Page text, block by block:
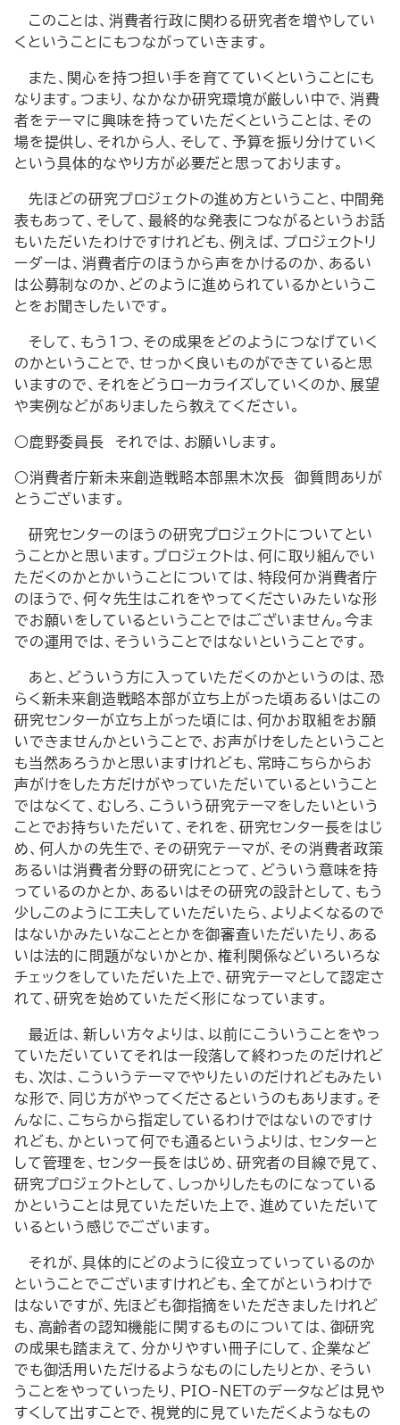
このことは、消費者行政に関わる研究者を増やしてい
くということにもつながっていきます。
また、関心を持つ担い手を育てていくということにも
なります。つまり、なかなか研究環境が厳しい中で、消費
者をテーマに興味を持っていただくということは、その
場を提供し、それから人、そして、予算を振り分けていく
という具体的なやり方が必要だと思っております。
先ほどの研究プロジェクトの進め方ということ、中間発
表もあって、そして、最終的な発表につながるというお話
もいただいたわけですけれども、例えば、プロジェクトリ
ーダーは、消費者庁のほうから声をかけるのか、あるい
は公募制なのか、どのように進められているかというこ
とをお聞きしたいです。
そして、もう1つ、その成果をどのようにつなげていく
のかということで、せっかく良いものができていると思
いますので、それをどうローカライズしていくのか、展望
や実例などがありましたら教えてください。
○鹿野委員長 それでは、お願いします。
○消費者庁新未来創造戦略本部黒木次長 御質問ありが
とうございます。
研究センターのほうの研究プロジェクトについてとい
うことかと思います。プロジェクトは、何に取り組んでい
ただくのかとかいうことについては、特段何か消費者庁
のほうで、何々先生はこれをやってくださいみたいな形
でお願いをしているということではございません。今ま
での運用では、そういうことではないということです。
あと、どういう方に入っていただくのかというのは、恐
らく新未来創造戦略本部が立ち上がった頃あるいはこの
研究センターが立ち上がった頃には、何かお取組をお願
いできませんかということで、お声がけをしたということ
も当然あろうかと思いますけれども、常時こちらからお
声がけをした方だけがやっていただいているということ
ではなくて、むしろ、こういう研究テーマをしたいという
ことでお持ちいただいて、それを、研究センター長をはじ
め、何人かの先生で、その研究テーマが、その消費者政策
あるいは消費者分野の研究にとって、どういう意味を持
っているのかとか、あるいはその研究の設計として、もう
少しこのように工夫していただいたら、よりよくなるので
はないかみたいなこととかを御審査いただいたり、ある
いは法的に問題がないかとか、権利関係などいろいろな
チェックをしていただいた上で、研究テーマとして認定さ
れて、研究を始めていただく形になっています。
最近は、新しい方々よりは、以前にこういうことをやっ
ていただいていてそれは一段落して終わったのだけれど
も、次は、こういうテーマでやりたいのだけれどもみたい
な形で、同じ方がやってくださるというのもあります。そ
んなに、こちらから指定しているわけではないのですけ
れども、かといって何でも通るというよりは、センターと
して管理を、センター長をはじめ、研究者の目線で見て、
研究プロジェクトとして、しっかりしたものになっている
かということは見ていただいた上で、進めていただいて
いるという感じでございます。
それが、具体的にどのように役立っていっているのか
ということでございますけれども、全てがというわけで
はないですが、先ほども御指摘をいただきましたけれど
も、高齢者の認知機能に関するものについては、御研究
の成果も踏まえて、分かりやすい冊子にして、企業など
でも御活用いただけるようなものにしたりとか、そうい
うことをやっていったり、PIO-NETのデータなどは見や
すくして出すことで、視覚的に見ていただくようなもの